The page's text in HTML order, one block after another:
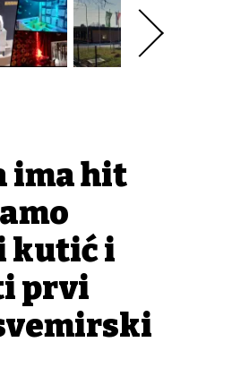
ima hit
kutić i
prvi